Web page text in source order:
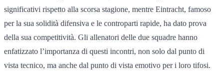
significativi rispetto alla scorsa stagione, mentre Eintracht, famoso
per la sua solidità difensiva e le controparti rapide, ha dato prova
della sua competitività. Gli allenatori delle due squadre hanno
enfatizzato l’importanza di questi incontri, non solo dal punto di
vista tecnico, ma anche dal punto di vista emotivo per i loro tifosi.